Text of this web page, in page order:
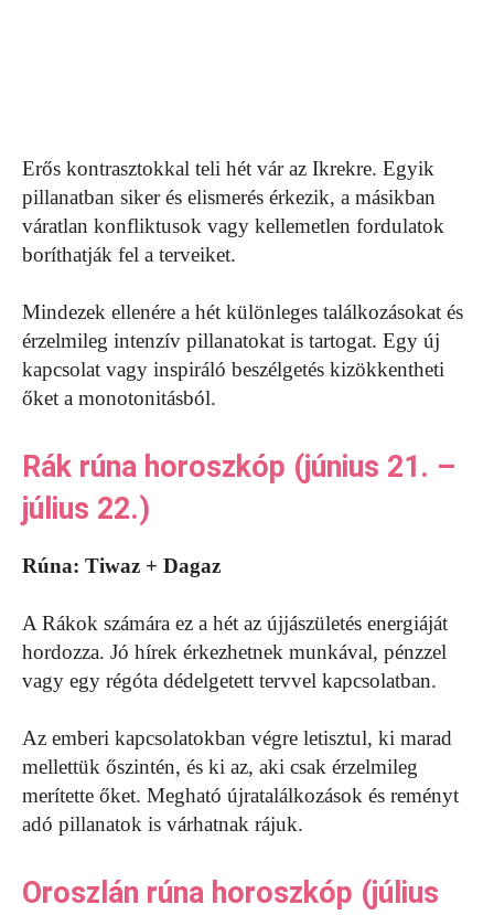
Erős kontrasztokkal teli hét vár az Ikrekre. Egyik
pillanatban siker és elismerés érkezik, a másikban
váratlan konfliktusok vagy kellemetlen fordulatok
boríthatják fel a terveiket.
Mindezek ellenére a hét különleges találkozásokat és
érzelmileg intenzív pillanatokat is tartogat. Egy új
kapcsolat vagy inspiráló beszélgetés kizökkentheti
őket a monotonitásból.
Rák rúna horoszkóp (június 21. –
július 22.)
Rúna: Tiwaz + Dagaz
A Rákok számára ez a hét az újjászületés energiáját
hordozza. Jó hírek érkezhetnek munkával, pénzzel
vagy egy régóta dédelgetett tervvel kapcsolatban.
Az emberi kapcsolatokban végre letisztul, ki marad
mellettük őszintén, és ki az, aki csak érzelmileg
merítette őket. Megható újratalálkozások és reményt
adó pillanatok is várhatnak rájuk.
Oroszlán rúna horoszkóp (július